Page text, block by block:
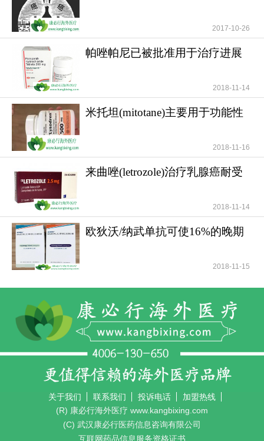
2017-10-26
帕唑帕尼已被批准用于治疗进展
2018-11-14
米托坦(mitotane)主要用于功能性
2018-11-16
来曲唑(letrozole)治疗乳腺癌耐受
2018-11-14
欧狄沃/纳武单抗可使16%的晚期
2018-11-15
关于我们 联系我们 投诉电话
加盟热线
(R) 康必行海外医疗 www.kangbixing.com
(C) 武汉康必行医药信息咨询有限公司
互联网药品信息服务资格证书